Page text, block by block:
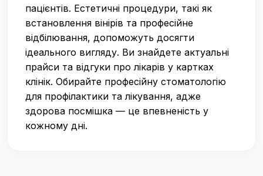
пацієнтів. Естетичні процедури, такі як
встановлення вінірів та професійне
відбілювання, допоможуть досягти
ідеального вигляду. Ви знайдете актуальні
прайси та відгуки про лікарів у картках
клінік. Обирайте професійну стоматологію
для профілактики та лікування, адже
здорова посмішка — це впевненість у
кожному дні.